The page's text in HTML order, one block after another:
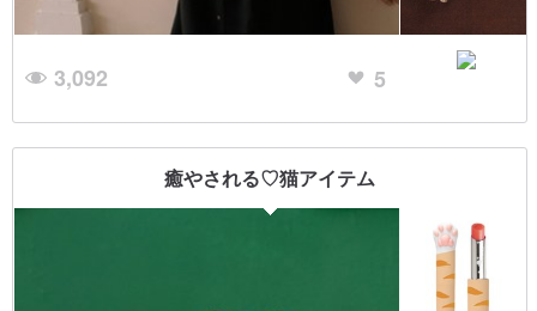
3,092 5
癒やされる♡猫アイテム